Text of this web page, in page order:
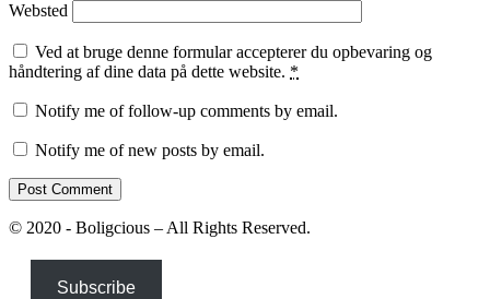
Websted
Ved at bruge denne formular accepterer du opbevaring og
håndtering af dine data på dette website. *
Notify me of follow-up comments by email.
Notify me of new posts by email.
© 2020 - Boligcious – All Rights Reserved.
Subscribe